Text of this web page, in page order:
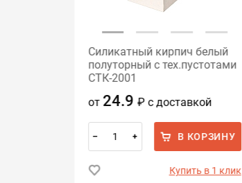
Силикатный кирпич белый
полуторный с тех.пустотами
СТК-2001
от 24.9 ₽ с доставкой
– + В КОРЗИНУ
Купить в 1 клик